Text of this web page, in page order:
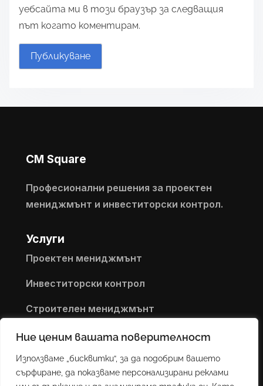
Ние ценим вашата поверителност
Използваме „бисквитки“, за да подобрим вашето
сърфиране, да показваме персонализирани реклами
уебсайта ми в този браузър за следващия
път когато коментирам.
CM Square
Професионални решения за проектен
мениджмънт и инвеститорски контрол.
Услуги
Проектен мениджмънт
Инвеститорски контрол
Строителен мениджмънт
Контакти
+359 889 176 378
k.pavlov@cm-sq.com